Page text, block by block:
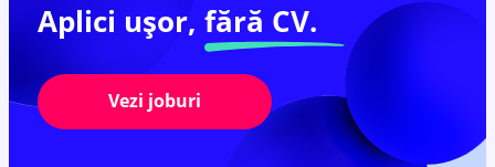
Aplici ușor, fără CV.
Vezi joburi